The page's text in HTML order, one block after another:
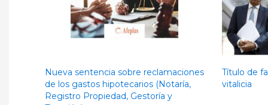
Nueva sentencia sobre reclamaciones
de los gastos hipotecarios (Notaría,
Registro Propiedad, Gestoría y
Título de
vitalicia